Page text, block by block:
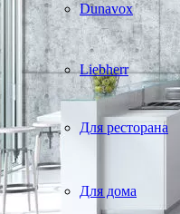
Dunavox
Liebherr
Для ресторана
Для дома